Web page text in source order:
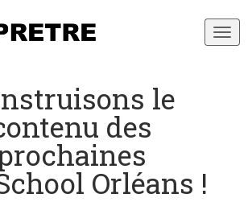
le
des
Orléans !